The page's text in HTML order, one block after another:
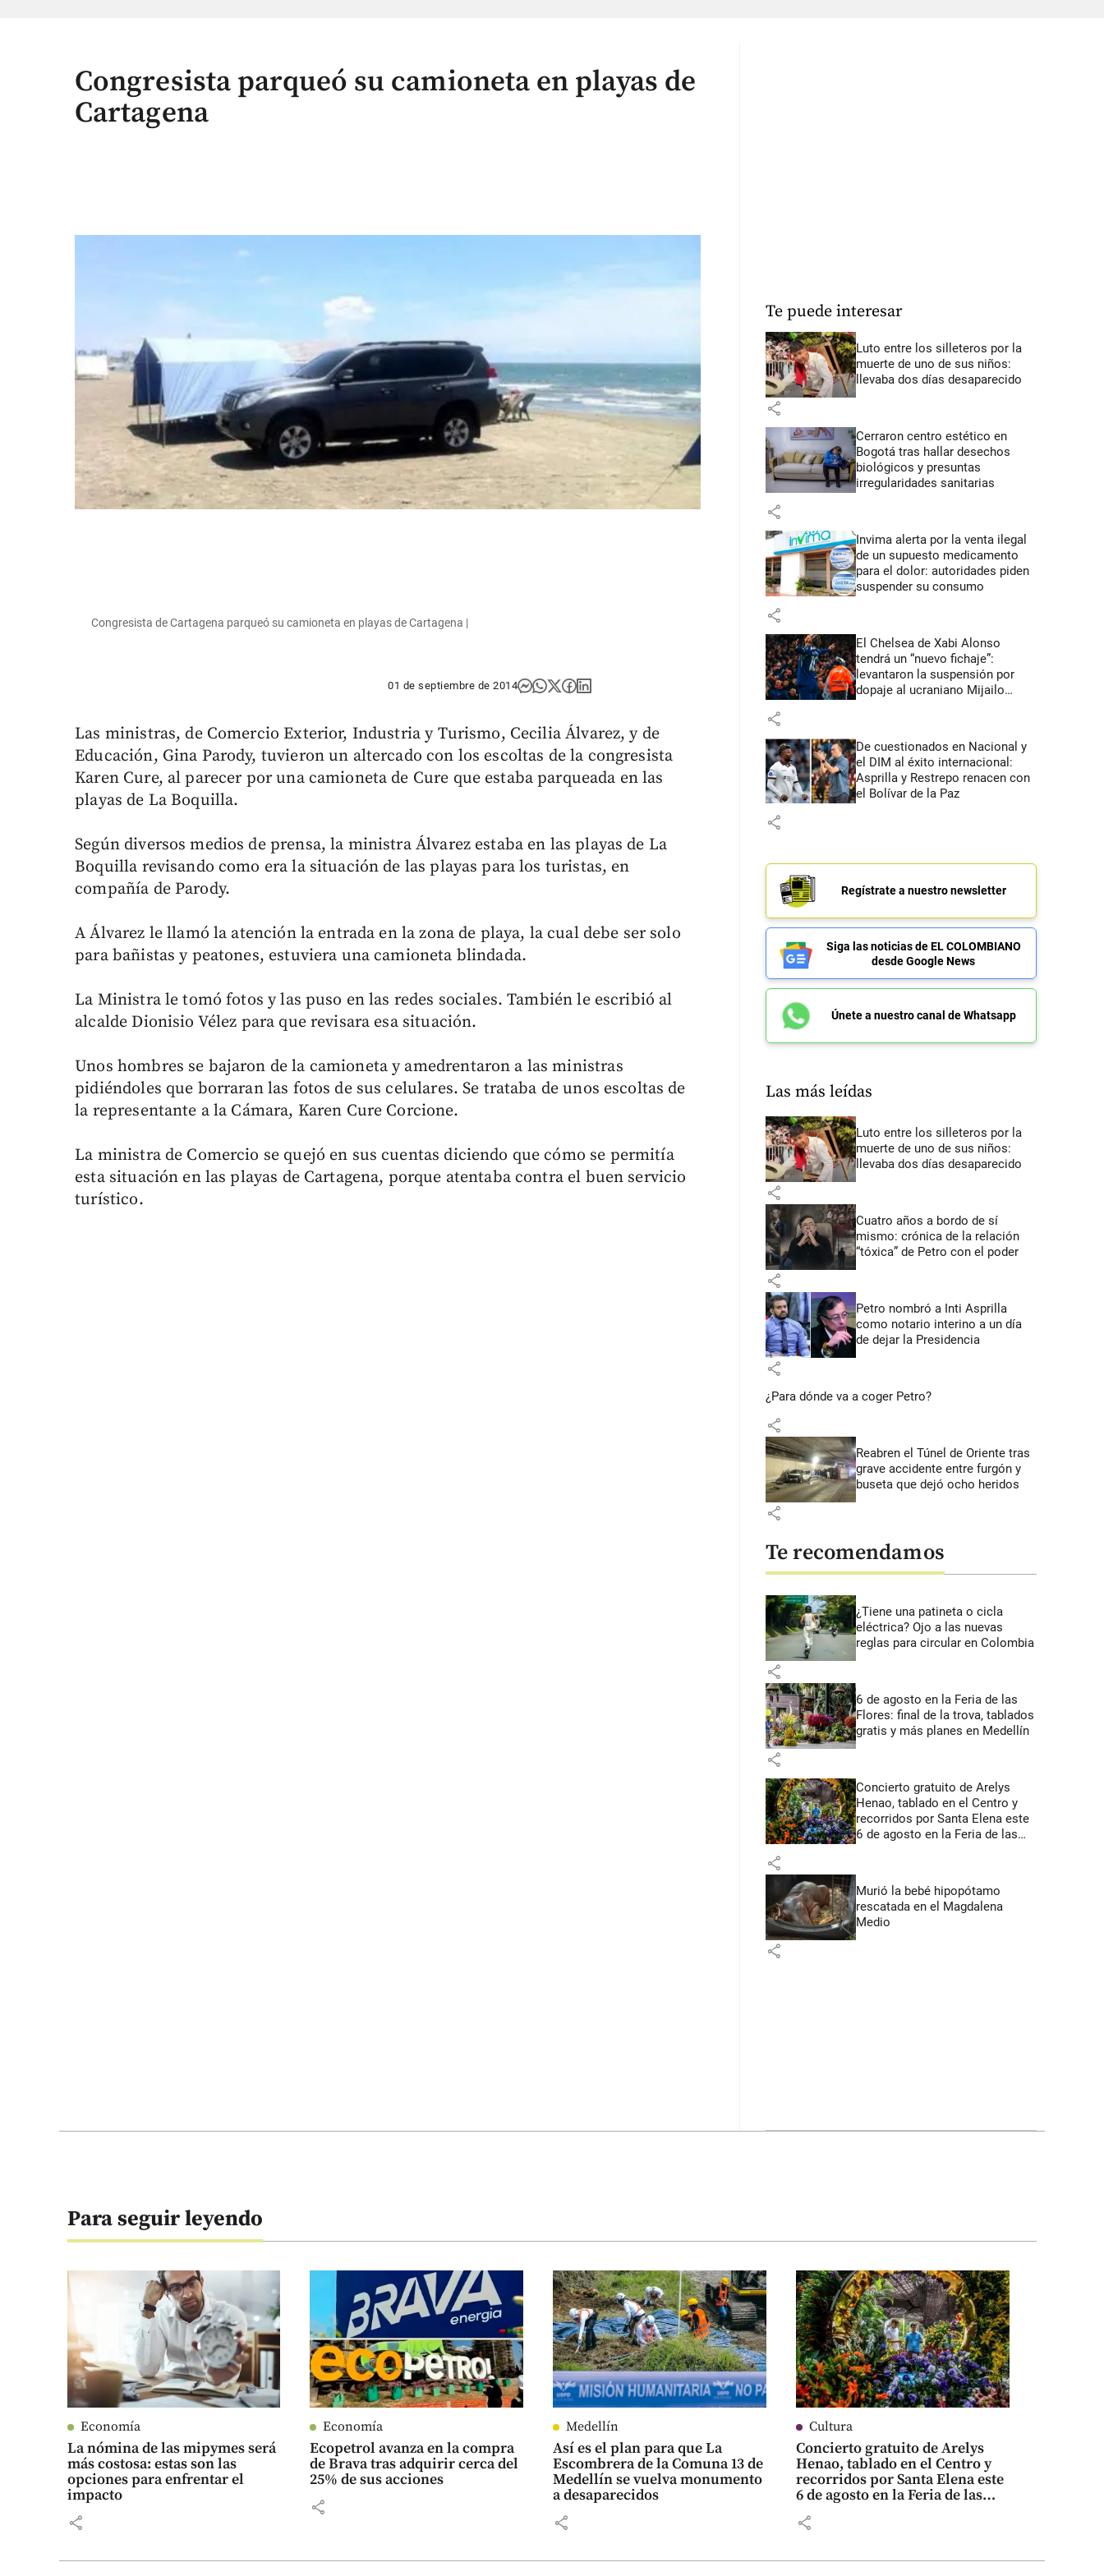
Congresista parqueó su camioneta en playas de
Cartagena
Congresista de Cartagena parqueó su camioneta en playas de Cartagena |
01 de septiembre de 2014
Las ministras, de Comercio Exterior, Industria y Turismo, Cecilia Álvarez, y de
Educación, Gina Parody, tuvieron un altercado con los escoltas de la congresista
Karen Cure, al parecer por una camioneta de Cure que estaba parqueada en las
playas de La Boquilla.
Según diversos medios de prensa, la ministra Álvarez estaba en las playas de La
Boquilla revisando como era la situación de las playas para los turistas, en
compañía de Parody.
A Álvarez le llamó la atención la entrada en la zona de playa, la cual debe ser solo
para bañistas y peatones, estuviera una camioneta blindada.
La Ministra le tomó fotos y las puso en las redes sociales. También le escribió al
alcalde Dionisio Vélez para que revisara esa situación.
Unos hombres se bajaron de la camioneta y amedrentaron a las ministras
pidiéndoles que borraran las fotos de sus celulares. Se trataba de unos escoltas de
la representante a la Cámara, Karen Cure Corcione.
La ministra de Comercio se quejó en sus cuentas diciendo que cómo se permitía
esta situación en las playas de Cartagena, porque atentaba contra el buen servicio
turístico.
Te puede interesar
Luto entre los silleteros por la
muerte de uno de sus niños:
llevaba dos días desaparecido
share
Cerraron centro estético en
Bogotá tras hallar desechos
biológicos y presuntas
irregularidades sanitarias
share
Invima alerta por la venta ilegal
de un supuesto medicamento
para el dolor: autoridades piden
suspender su consumo
share
El Chelsea de Xabi Alonso
tendrá un “nuevo fichaje”:
levantaron la suspensión por
dopaje al ucraniano Mijailo
share
De cuestionados en Nacional y
el DIM al éxito internacional:
Asprilla y Restrepo renacen con
el Bolívar de la Paz
share
Regístrate a nuestro newsletter
Siga las noticias de EL COLOMBIANO
desde Google News
Únete a nuestro canal de Whatsapp
Las más leídas
Luto entre los silleteros por la
muerte de uno de sus niños:
llevaba dos días desaparecido
share
Cuatro años a bordo de sí
mismo: crónica de la relación
“tóxica” de Petro con el poder
share
Petro nombró a Inti Asprilla
como notario interino a un día
de dejar la Presidencia
share
¿Para dónde va a coger Petro?
share
Reabren el Túnel de Oriente tras
grave accidente entre furgón y
buseta que dejó ocho heridos
share
Te recomendamos
¿Tiene una patineta o cicla
eléctrica? Ojo a las nuevas
reglas para circular en Colombia
share
6 de agosto en la Feria de las
Flores: final de la trova, tablados
gratis y más planes en Medellín
share
Concierto gratuito de Arelys
Henao, tablado en el Centro y
recorridos por Santa Elena este
6 de agosto en la Feria de las
share
Murió la bebé hipopótamo
rescatada en el Magdalena
Medio
share
Para seguir leyendo
Economía
La nómina de las mipymes será
más costosa: estas son las
opciones para enfrentar el
impacto
share
Economía
Ecopetrol avanza en la compra
de Brava tras adquirir cerca del
25% de sus acciones
share
Medellín
Así es el plan para que La
Escombrera de la Comuna 13 de
Medellín se vuelva monumento
a desaparecidos
share
Cultura
Concierto gratuito de Arelys
Henao, tablado en el Centro y
recorridos por Santa Elena este
6 de agosto en la Feria de las
Flores
share